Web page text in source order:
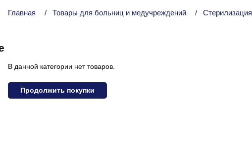
Главная / Товары для больниц и медучреждений / Стерилизация
В данной категории нет товаров.
Продолжить покупки